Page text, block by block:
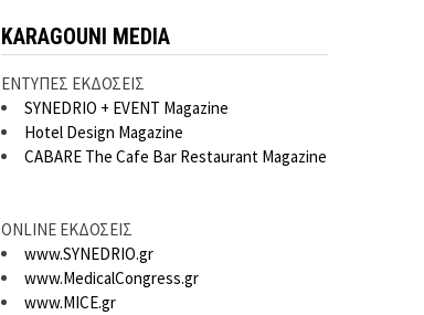
KARAGOUNI MEDIA
ΕΝΤΥΠΕΣ ΕΚΔΟΣΕΙΣ
SYNEDRIO + EVENT Magazine
Hotel Design Magazine
CABARE The Cafe Bar Restaurant Magazine
ONLINE ΕΚΔΟΣΕΙΣ
www.SYNEDRIO.gr
www.MedicalCongress.gr
www.MICE.gr